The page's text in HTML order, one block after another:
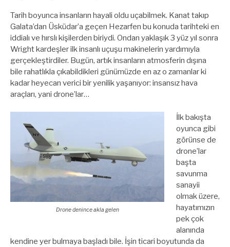
Tarih boyunca insanların hayali oldu uçabilmek. Kanat takıp
Galata’dan Üsküdar’a geçen Hezarfen bu konuda tarihteki en
iddialı ve hırslı kişilerden biriydi. Ondan yaklaşık 3 yüz yıl sonra
Wright kardeşler ilk insanlı uçuşu makinelerin yardımıyla
gerçekleştirdiler. Bugün, artık insanların atmosferin dışına
bile rahatlıkla çıkabildikleri günümüzde en az o zamanlar ki
kadar heyecan verici bir yenilik yaşanıyor: insansız hava
araçları, yani drone’lar…
Drone denince akla gelen
İlk bakışta
oyunca gibi
görünse de
drone’lar
başta
savunma
sanayii
olmak üzere,
hayatımızın
pek çok
alanında
kendine yer bulmaya başladı bile. İşin ticari boyutunda da